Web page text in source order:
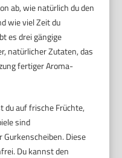
ab, wie natürlich du den
wie viel Zeit du
es drei gängige
natürlicher Zutaten, das
fertiger Aroma-
du auf frische Früchte,
sind
Diese
Du kannst den